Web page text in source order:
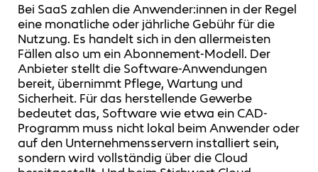
Bei SaaS zahlen die Anwender:innen in der Regel
eine monatliche oder jährliche Gebühr für die
Nutzung. Es handelt sich in den allermeisten
Fällen also um ein Abonnement-Modell. Der
Anbieter stellt die Software-Anwendungen
bereit, übernimmt Pflege, Wartung und
Sicherheit. Für das herstellende Gewerbe
bedeutet das, Software wie etwa ein CAD-
Programm muss nicht lokal beim Anwender oder
auf den Unternehmensservern installiert sein,
sondern wird vollständig über die Cloud